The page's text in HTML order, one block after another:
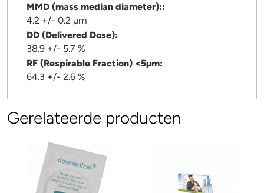
MMD (mass median diameter)::
4.2 +/- 0.2 µm
DD (Delivered Dose):
38.9 +/- 5.7 %
RF (Respirable Fraction) <5µm:
64.3 +/- 2.6 %
Gerelateerde producten